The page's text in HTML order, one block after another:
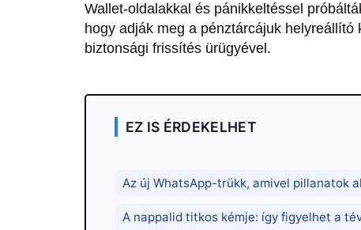
Wallet-oldalakkal és pánikkeltéssel
hogy adják meg a pénztárcájuk
biztonsági frissítés ürügyével.
EZ IS ÉRDEKELHET
Az új WhatsApp-trükk, amivel pillanatok
A nappalid titkos kémje: így figyelhet a